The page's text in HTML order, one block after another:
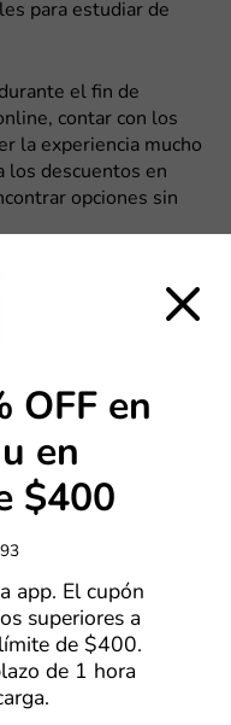
OFF en
en
$400
app. El cupón
superiores a
de $400.
de 1 hora
para estudiar de
el fin de
contar con los
la experiencia mucho
los descuentos en
opciones sin
cuidadosamente
accesorios
están quienes
especial a sus
permiten
artículos pensados
populares están los
metal, acrílico o
y soportes
demuestran que los